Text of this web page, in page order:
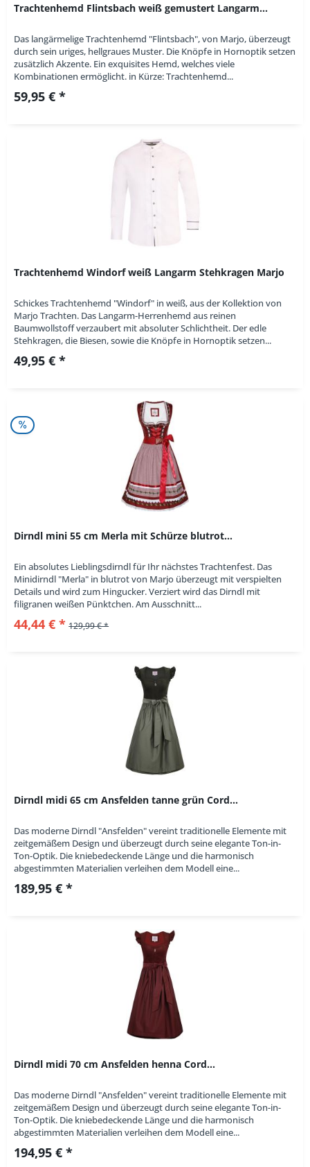
Trachtenhemd Flintsbach weiß gemustert Langarm...
Das langärmelige Trachtenhemd "Flintsbach", von Marjo, überzeugt
durch sein uriges, hellgraues Muster. Die Knöpfe in Hornoptik setzen
zusätzlich Akzente. Ein exquisites Hemd, welches viele
Kombinationen ermöglicht. in Kürze: Trachtenhemd...
59,95 € *
Trachtenhemd Windorf weiß Langarm Stehkragen Marjo
Schickes Trachtenhemd "Windorf" in weiß, aus der Kollektion von
Marjo Trachten. Das Langarm-Herrenhemd aus reinen
Baumwollstoff verzaubert mit absoluter Schlichtheit. Der edle
Stehkragen, die Biesen, sowie die Knöpfe in Hornoptik setzen...
49,95 € *
Dirndl mini 55 cm Merla mit Schürze blutrot...
Ein absolutes Lieblingsdirndl für Ihr nächstes Trachtenfest. Das
Minidirndl "Merla" in blutrot von Marjo überzeugt mit verspielten
Details und wird zum Hingucker. Verziert wird das Dirndl mit
filigranen weißen Pünktchen. Am Ausschnitt...
44,44 € * 129,99 € *
Dirndl midi 65 cm Ansfelden tanne grün Cord...
Das moderne Dirndl "Ansfelden" vereint traditionelle Elemente mit
zeitgemäßem Design und überzeugt durch seine elegante Ton-in-
Ton-Optik. Die kniebedeckende Länge und die harmonisch
abgestimmten Materialien verleihen dem Modell eine...
189,95 € *
Dirndl midi 70 cm Ansfelden henna Cord...
Das moderne Dirndl "Ansfelden" vereint traditionelle Elemente mit
zeitgemäßem Design und überzeugt durch seine elegante Ton-in-
Ton-Optik. Die kniebedeckende Länge und die harmonisch
abgestimmten Materialien verleihen dem Modell eine...
194,95 € *